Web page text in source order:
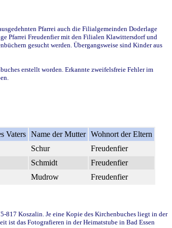
Pfarrei auch die Filialgemeinden Doderlage
Pfarrei Freudenfier mit den Filialen Klawittersdorf und
gesucht werden. Übergangsweise sind Kinder aus
erstellt worden. Erkannte zweifelsfreie Fehler im
Vaters Name der Mutter Wohnort der Eltern
Schur
Freudenfier
Schmidt
Freudenfier
Mudrow Freudenfier
817 Koszalin. Je eine Kopie des Kirchenbuches liegt in der
ist das Fotografieren in der Heimatstube in Bad Essen